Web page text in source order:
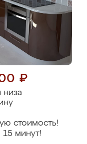
₽
низа
стоимость!
минут!